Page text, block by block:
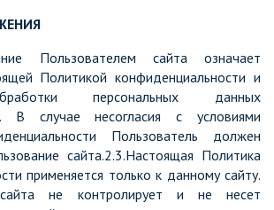
Пользователем сайта означает
Политикой конфиденциальности и
персональных данных
В случае несогласия с условиями
Пользователь должен
сайта.2.3.Настоящая Политика
применяется только к данному сайту.
сайта не контролирует и не несет